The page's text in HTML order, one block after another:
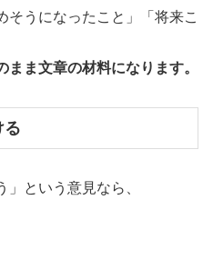
そうになったこと」「将来こ
ま文章の材料になります。
という意見なら、